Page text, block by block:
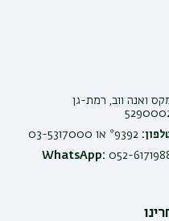
ואנה ווב, רמת-גן
WhatsApp: 052-